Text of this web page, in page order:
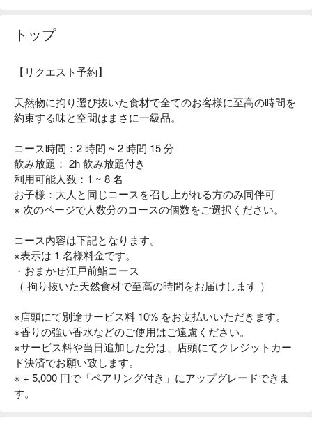
トップ
【リクエスト予約】
天然物に拘り選び抜いた食材で全てのお客様に至高の時間を
約束する味と空間はまさに一級品。
コース時間：2 時間 ~ 2 時間 15 分
飲み放題： 2h 飲み放題付き
利用可能人数：1 ~ 8 名
お子様：大人と同じコースを召し上がれる方のみ同伴可
※ 次のページで人数分のコースの個数をご選択ください。
コース内容は下記となります。
※表示は 1 名様料金です。
・おまかせ江戸前鮨コース
（ 拘り抜いた天然食材で至高の時間をお届けします ）
※店頭にて別途サービス料 10% をお支払いいただきます。
※香りの強い香水などのご使用はご遠慮ください。
※サービス料や当日追加した分は、店頭にてクレジットカー
ド決済でお願い致します。
※ + 5,000 円で「ペアリング付き」にアップグレードできま
す。